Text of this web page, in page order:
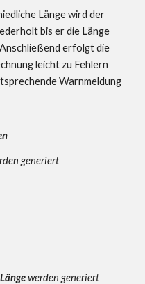
Länge wird der
bis er die Länge
erfolgt die
leicht zu Fehlern
Warnmeldung
generiert
werden generiert